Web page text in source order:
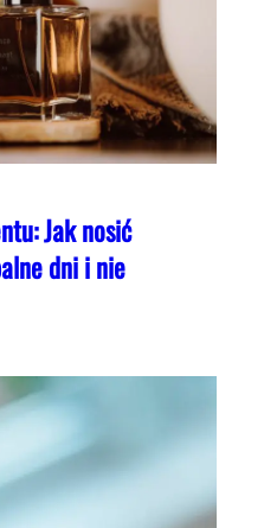
Jak nosić
dni i nie